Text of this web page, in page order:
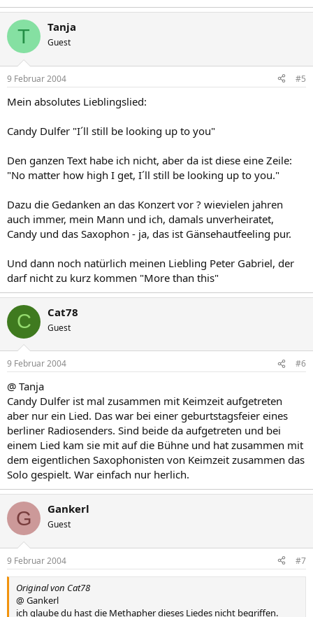
T Tanja
Guest
9 Februar 2004 #5
Mein absolutes Lieblingslied:
Candy Dulfer "I´ll still be looking up to you"
Den ganzen Text habe ich nicht, aber da ist diese eine Zeile:
"No matter how high I get, I´ll still be looking up to you."
Dazu die Gedanken an das Konzert vor ? wievielen jahren
auch immer, mein Mann und ich, damals unverheiratet,
Candy und das Saxophon - ja, das ist Gänsehautfeeling pur.
Und dann noch natürlich meinen Liebling Peter Gabriel, der
darf nicht zu kurz kommen "More than this"
C Cat78
Guest
9 Februar 2004 #6
@ Tanja
Candy Dulfer ist mal zusammen mit Keimzeit aufgetreten
aber nur ein Lied. Das war bei einer geburtstagsfeier eines
berliner Radiosenders. Sind beide da aufgetreten und bei
einem Lied kam sie mit auf die Bühne und hat zusammen mit
dem eigentlichen Saxophonisten von Keimzeit zusammen das
Solo gespielt. War einfach nur herlich.
G Gankerl
Guest
9 Februar 2004 #7
Original von Cat78
@ Gankerl
ich glaube du hast die Methapher dieses Liedes nicht begriffen.